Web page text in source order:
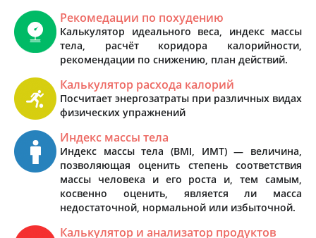
Рекомедации по похудению
Калькулятор идеального веса, индекс массы
тела, расчёт коридора калорийности,
рекомендации по снижению, план действий.
Калькулятор расхода калорий
Посчитает энергозатраты при различных видах
физических упражнений
Индекс массы тела
Индекс массы тела (BMI, ИМТ) — величина,
позволяющая оценить степень соответствия
массы человека и его роста и, тем самым,
косвенно оценить, является ли масса
недостаточной, нормальной или избыточной.
Калькулятор и анализатор продуктов